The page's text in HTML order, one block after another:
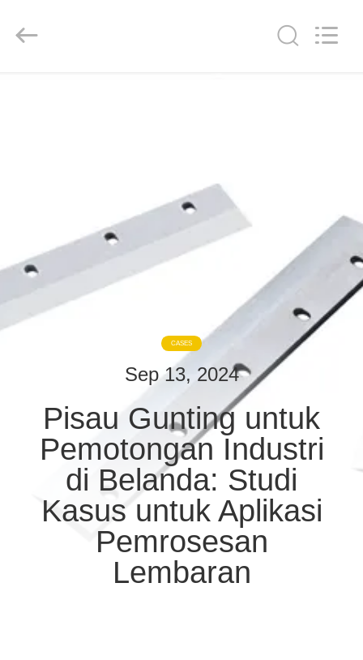
TENTANG
KAMI
TUR
KUALITAS
BERITA
KASUS-
CASES
Sep 13, 2024
Pisau Gunting untuk
Pemotongan Industri
di Belanda: Studi
Kasus untuk Aplikasi
Pemrosesan
Lembaran